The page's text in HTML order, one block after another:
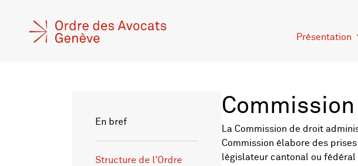
Présentation
En bref
Structure de l'Ordre
La Commission de droit
Commission élabore des
législateur cantonal ou